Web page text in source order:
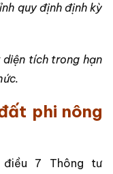
quy định định kỳ
diện tích trong hạn
phi nông
7 Thông tư